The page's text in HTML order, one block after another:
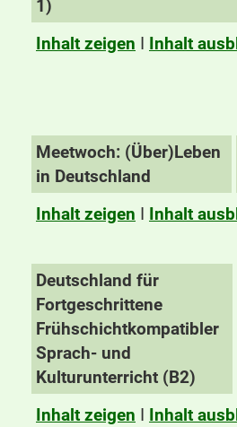
1)
Inhalt zeigen I Inhalt
Meetwoch: (Über)Leben
in Deutschland
Inhalt zeigen I Inhalt
Deutschland für
Fortgeschrittene
Frühschichtkompatibler
Sprach- und
Kulturunterricht (B2)
Inhalt zeigen I Inhalt